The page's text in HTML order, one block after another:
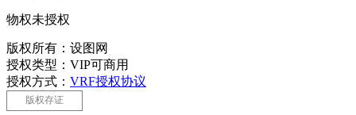
物权未授权
版权所有：设图网
授权类型：VIP可商用
授权方式： VRF授权协议
版权存证